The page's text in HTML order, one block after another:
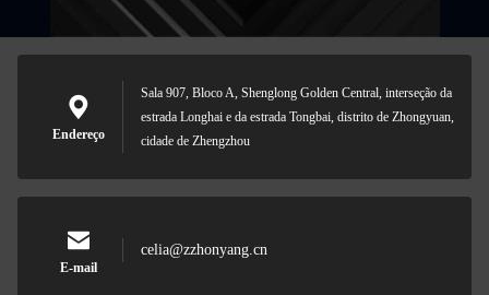
Endereço
Sala 907, Bloco A, Shenglong Golden Central, interseção da
estrada Longhai e da estrada Tongbai, distrito de Zhongyuan,
cidade de Zhengzhou
E-mail
celia@zzhonyang.cn